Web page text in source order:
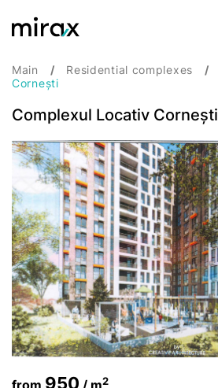
Main Residential complexes
Cornești
Complexul Locativ Cornești
from 950 / m2